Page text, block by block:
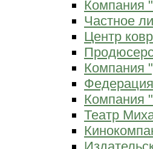
Компания
Частное
Центр
Компания
Компания
Театр